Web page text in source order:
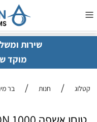
שירות
מוקד
קטלוג / חנות / בר